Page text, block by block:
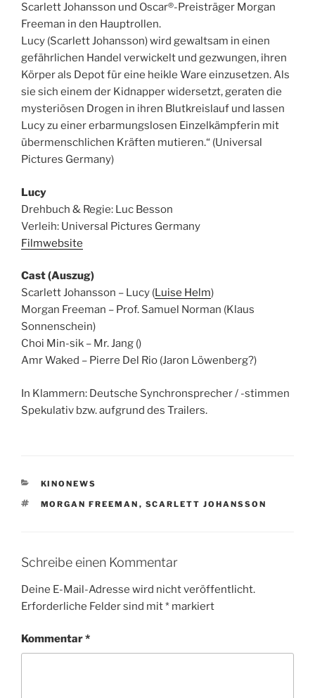
Scarlett Johansson und Oscar®-Preisträger Morgan
Freeman in den Hauptrollen.
Lucy (Scarlett Johansson) wird gewaltsam in einen
gefährlichen Handel verwickelt und gezwungen, ihren
Körper als Depot für eine heikle Ware einzusetzen. Als
sie sich einem der Kidnapper widersetzt, geraten die
mysteriösen Drogen in ihren Blutkreislauf und lassen
Lucy zu einer erbarmungslosen Einzelkämpferin mit
übermenschlichen Kräften mutieren.“ (Universal
Pictures Germany)
Lucy
Drehbuch & Regie: Luc Besson
Verleih: Universal Pictures Germany
Filmwebsite
Cast (Auszug)
Scarlett Johansson – Lucy (Luise Helm)
Morgan Freeman – Prof. Samuel Norman (Klaus
Sonnenschein)
Choi Min-sik – Mr. Jang ()
Amr Waked – Pierre Del Rio (Jaron Löwenberg?)
In Klammern: Deutsche Synchronsprecher / -stimmen
Spekulativ bzw. aufgrund des Trailers.
KATEGORIEN
KINONEWS
SCHLAGWÖRTER
MORGAN FREEMAN , SCARLETT JOHANSSON
Schreibe einen Kommentar
Deine E-Mail-Adresse wird nicht veröffentlicht.
Erforderliche Felder sind mit* markiert
Kommentar*